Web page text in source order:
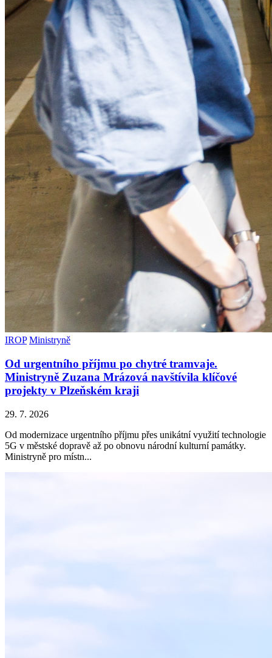
IROP Ministryně
Od urgentního příjmu po chytré tramvaje.
Ministryně Zuzana Mrázová navštívila klíčové
projekty v Plzeňském kraji
29. 7. 2026
Od modernizace urgentního příjmu přes unikátní využití technologie
5G v městské dopravě až po obnovu národní kulturní památky.
Ministryně pro místn...